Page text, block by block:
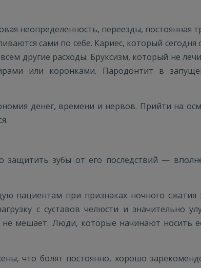
неопределенность, переезды, постоянная
сами по себе. Кариес, который сегодня
другие расходы. Бруксизм, который не
или коронками. Пародонтит в
денег, времени и нервов. Прийти на
зубы от его последствий —
пациентам при признаках ночного сжатия
с суставов челюсти и значительно
мешает. Люди, которые начинают носить
что болят постоянно, хорошо